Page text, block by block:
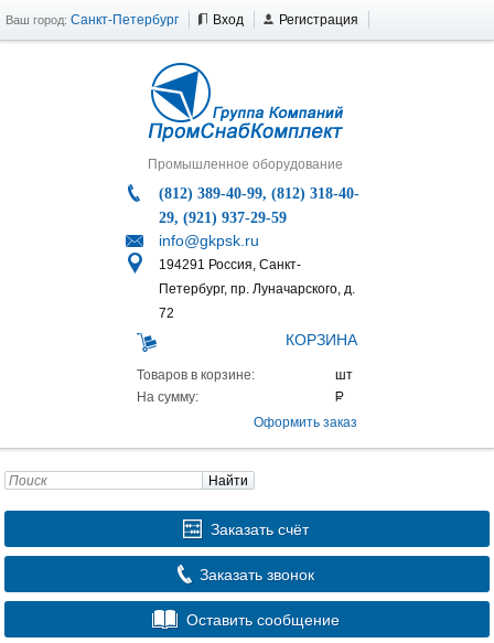
Ваш город: Санкт-Петербург Вход Регистрация
Промышленное оборудование
(812) 389-40-99, (812) 318-40-
29, (921) 937-29-59
info@gkpsk.ru
194291 Россия, Санкт-
Петербург, пр. Луначарского, д.
72
КОРЗИНА
Товаров в корзине:
На сумму:
Оформить заказ
Найти
Заказать счёт
Заказать звонок
Оставить сообщение